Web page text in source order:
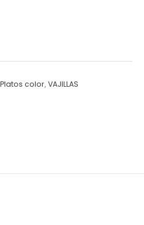
Platos color,VAJILLAS